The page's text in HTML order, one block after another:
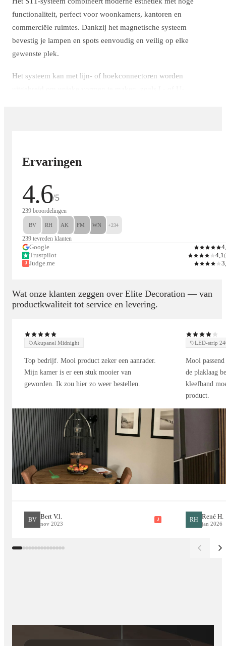
functionaliteit, perfect voor woonkamers, kantoren en
commerciële ruimtes. Dankzij het magnetische systeem
bevestig je lampen en spots eenvoudig en veilig op elke
gewenste plek.
Het systeem kan met lijn- of hoekconnectoren worden
✔ Modern, strak design – zwart oppervlak
✔ Magnetisch systeem – snelle en flexibele installatie
✔ Hoge duurzaamheid & stevige constructie
✔ Compatibel met diverse magnetische lampen en accessoires
✔ Eenvoudig uitbreidbaar met lijn- of hoekconnectoren
Toepassingen
Woonkamers – stijlvolle hoofdloze verlichting
Showrooms & winkels – flexibele verlichting met designaccent
Hotels & ontvangstruimtes – verfijnde, aanpasbare sfeer
Beschikbare opties Magnetisch
Railverlichtingssysteem Lineair
Type: Inbouw
Compatibel met ST1-serie accessoires
Uitbreidbaar met lijn- en hoekconnectoren
Ervaringen
4.6/5
239 beoordelingen
BV RH AK FM WN +234
239 tevreden klanten
Google
Trustpilot
4,1(
J Judge.me
Wat onze klanten zeggen over Elite Decoration — van
productkwaliteit tot service en levering.
Akupanel Midnight
Top bedrijf. Mooi product zeker een aanrader.
Mijn kamer is er een stuk mooier van
geworden. Ik zou hier zo weer bestellen.
BV Bert V.l.
nov 2023
J
LED-strip
Mooi
de plaklaag
kleefband
product.
RH René H.
jan 2026